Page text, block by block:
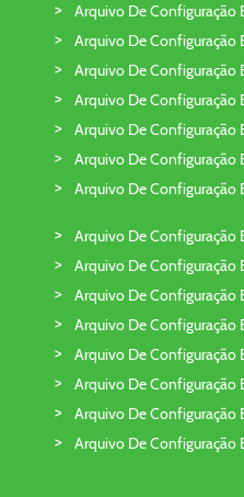
Arquivo De Configuração
Arquivo De Configuração
Arquivo De Configuração
Arquivo De Configuração
Arquivo De Configuração
Arquivo De Configuração
Arquivo De Configuração
Arquivo De Configuração
Arquivo De Configuração
Arquivo De Configuração
Arquivo De Configuração
Arquivo De Configuração
Arquivo De Configuração
Arquivo De Configuração
Arquivo De Configuração